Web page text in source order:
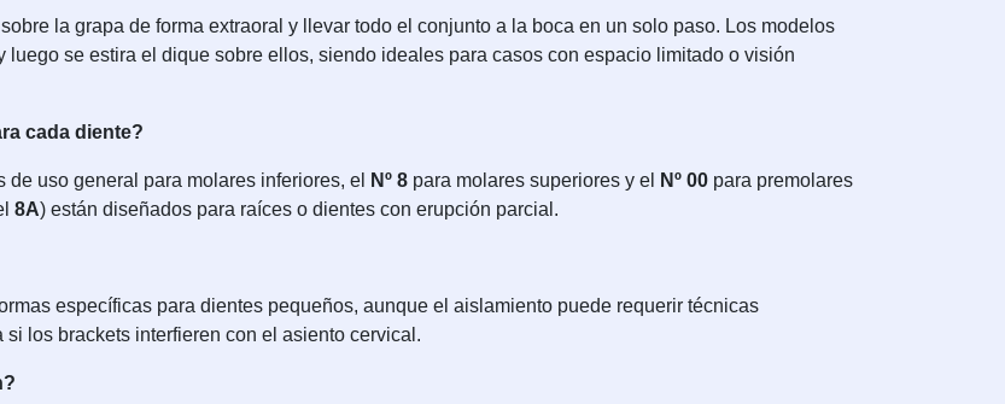
la grapa de forma extraoral y llevar todo el conjunto a la boca en un solo paso. Los modelos
luego se estira el dique sobre ellos, siendo ideales para casos con espacio limitado o visión
cada diente?
de uso general para molares inferiores, el Nº 8 para molares superiores y el Nº 00 para premolares
8A) están diseñados para raíces o dientes con erupción parcial.
específicas para dientes pequeños, aunque el aislamiento puede requerir técnicas
los brackets interfieren con el asiento cervical.